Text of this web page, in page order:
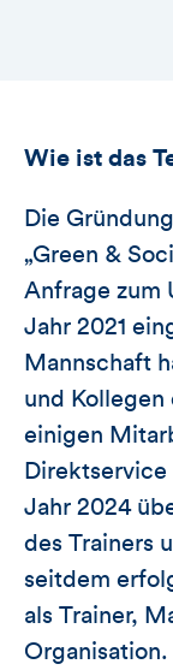
Wie ist das
Die
„Green &
Anfrage zum
Jahr 2021
Mannschaft
und Kollegen
einigen
Jahr 2024
des Trainers
seitdem
als Trainer,
Organisation.